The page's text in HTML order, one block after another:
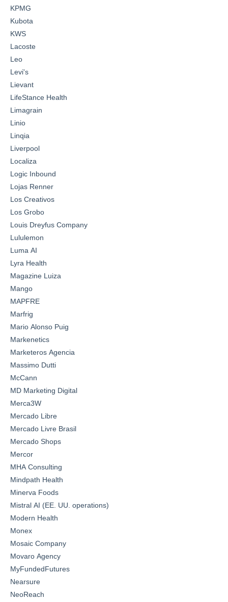
KPMG
Kubota
KWS
Lacoste
Leo
Levi's
Lievant
LifeStance Health
Limagrain
Linio
Linqia
Liverpool
Localiza
Logic Inbound
Lojas Renner
Los Creativos
Los Grobo
Louis Dreyfus Company
Lululemon
Luma AI
Lyra Health
Magazine Luiza
Mango
MAPFRE
Marfrig
Mario Alonso Puig
Markenetics
Marketeros Agencia
Massimo Dutti
McCann
MD Marketing Digital
Merca3W
Mercado Libre
Mercado Livre Brasil
Mercado Shops
Mercor
MHA Consulting
Mindpath Health
Minerva Foods
Mistral AI (EE. UU. operations)
Modern Health
Monex
Mosaic Company
Movaro Agency
MyFundedFutures
Nearsure
NeoReach